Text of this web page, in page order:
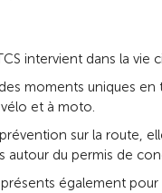
intervient dans la
moments uniques
et à moto.
sur la route,
autour du permis de
également